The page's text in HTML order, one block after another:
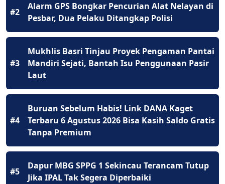
#2
Alarm GPS Bongkar Pencurian Alat Nelayan di
Pesbar, Dua Pelaku Ditangkap Polisi
#3
Mukhlis Basri Tinjau Proyek Pengaman Pantai
Mandiri Sejati, Bantah Isu Penggunaan Pasir
Laut
#4
Buruan Sebelum Habis! Link DANA Kaget
Terbaru 6 Agustus 2026 Bisa Kasih Saldo Gratis
Tanpa Premium
#5
Dapur MBG SPPG 1 Sekincau Terancam Tutup
Jika IPAL Tak Segera Diperbaiki